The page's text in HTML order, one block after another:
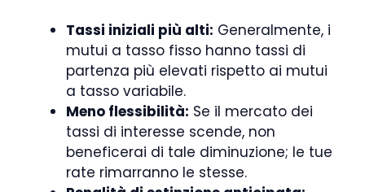
Tassi iniziali più alti: Generalmente, i
mutui a tasso fisso hanno tassi di
partenza più elevati rispetto ai mutui
a tasso variabile.
Meno flessibilità: Se il mercato dei
tassi di interesse scende, non
beneficerai di tale diminuzione; le tue
rate rimarranno le stesse.